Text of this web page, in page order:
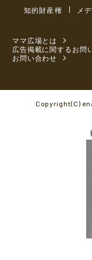
知的財産権
メ
ママ広場とは
広告掲載に関するお問
お問い合わせ
Copyright(C)